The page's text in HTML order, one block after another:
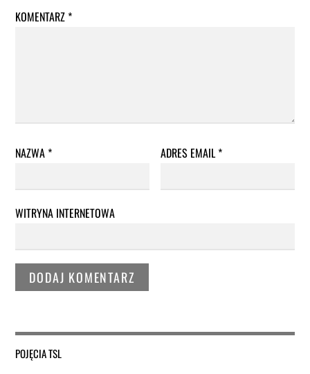
KOMENTARZ*
NAZWA* ADRES EMAIL*
WITRYNA INTERNETOWA
POJĘCIA TSL